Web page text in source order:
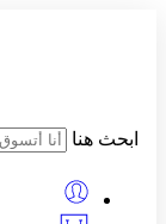
ابحث هنا